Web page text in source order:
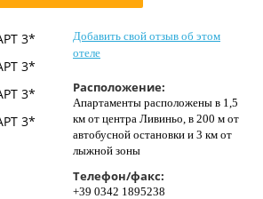
Добавить свой отзыв об этом
отеле
Расположение:
Апартаменты расположены в 1,5
км от центра Ливиньо, в 200 м от
автобусной остановки и 3 км от
лыжной зоны
Телефон/факс:
+39 0342 1895238